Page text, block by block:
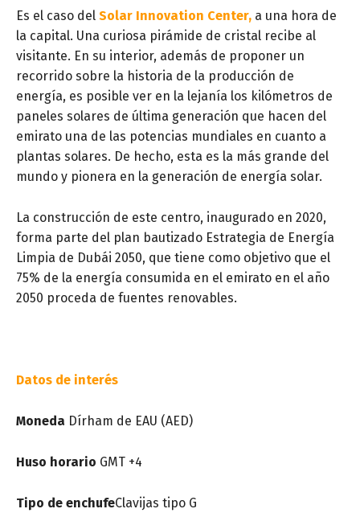
Es el caso del Solar Innovation Center, a una hora de
la capital. Una curiosa pirámide de cristal recibe al
visitante. En su interior, además de proponer un
recorrido sobre la historia de la producción de
energía, es posible ver en la lejanía los kilómetros de
paneles solares de última generación que hacen del
emirato una de las potencias mundiales en cuanto a
plantas solares. De hecho, esta es la más grande del
mundo y pionera en la generación de energía solar.
La construcción de este centro, inaugurado en 2020,
forma parte del plan bautizado Estrategia de Energía
Limpia de Dubái 2050, que tiene como objetivo que el
75% de la energía consumida en el emirato en el año
2050 proceda de fuentes renovables.
Datos de interés
Moneda Dírham de EAU (AED)
Huso horario GMT +4
Tipo de enchufeClavijas tipo G